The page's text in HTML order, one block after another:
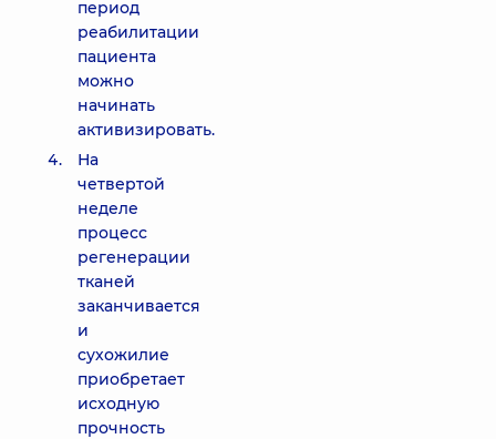
период
реабилитации
пациента
можно
начинать
активизировать.
На
четвертой
неделе
процесс
регенерации
тканей
заканчивается
и
сухожилие
приобретает
исходную
прочность